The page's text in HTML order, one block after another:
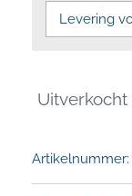
Uitverkocht
Artikelnummer: